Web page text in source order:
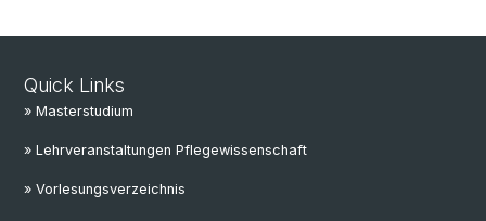
Quick Links
» Masterstudium
» Lehrveranstaltungen Pflegewissenschaft
» Vorlesungsverzeichnis